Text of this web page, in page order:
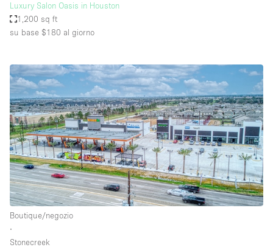
Luxury Salon Oasis in Houston
1,200 sq ft
su base $180 al giorno
Boutique/negozio
∙
Stonecreek